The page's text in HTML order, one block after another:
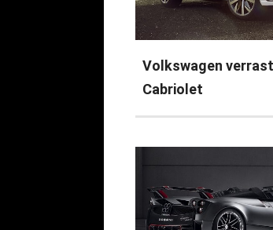
Volkswagen
Cabriolet